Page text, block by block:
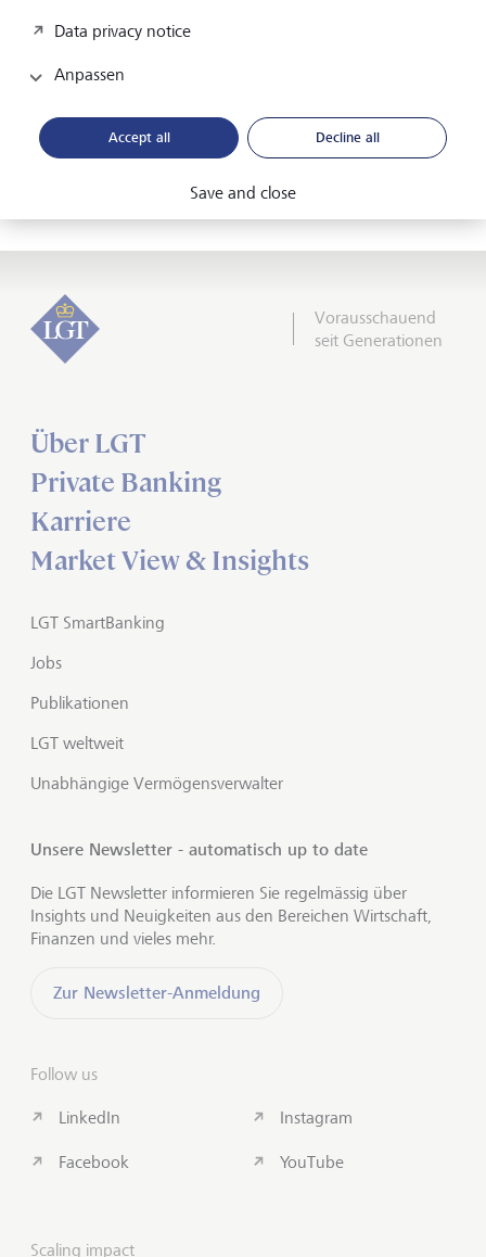
Vorausschauend
seit Generationen
Über LGT
Private Banking
Karriere
Market View & Insights
LGT SmartBanking
Jobs
Publikationen
LGT weltweit
Unabhängige Vermögensverwalter
Unsere Newsletter - automatisch up to date
Die LGT Newsletter informieren Sie regelmässig über
Insights und Neuigkeiten aus den Bereichen Wirtschaft,
Finanzen und vieles mehr.
Zur Newsletter-Anmeldung
Follow us
LinkedIn
Facebook
Instagram
YouTube
Scaling impact
Data privacy notice
Anpassen
Accept all Decline all
Save and close